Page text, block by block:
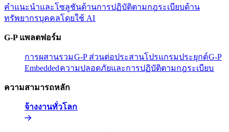
คำแนะนำและโซลูชันด้านการปฏิบัติตามกฎระเบียบด้าน
ทรัพยากรบุคคลโดยใช้ AI​​
G-P แพลตฟอร์ม​​
การผสานรวม​​G-P ส่วนต่อประสานโปรแกรมประยุกต์​​G-P
Embedded​​ความปลอดภัยและการปฏิบัติตามกฎระเบียบ​​
ความสามารถหลัก​​
จ้างงานทั่วโลก​​